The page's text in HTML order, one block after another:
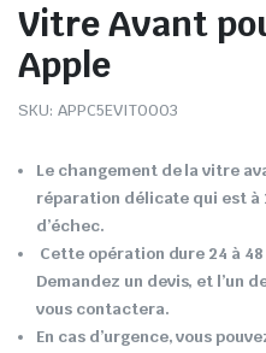
Vitre Avant
Apple
SKU: APPC5EVIT0003
Le changement de la vitre
réparation délicate qui est à
d’échec.
Cette opération dure 24 à
Demandez un devis, et l’un
vous contactera.
En cas d’urgence, vous